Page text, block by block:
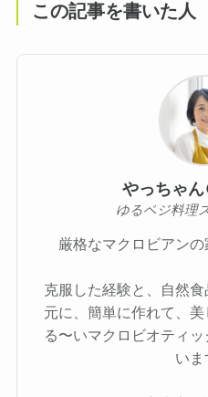
この記事を書いた人
やっちゃ
ゆるベジ料理
厳格なマクロビアンの
克服した経験と、自然
元に、簡単に作れて、
る〜いマクロビオティ
いま